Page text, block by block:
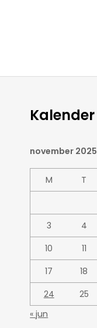
Kalender
november 2025
M T
3
4
10
11
17
18
24
25
« jun